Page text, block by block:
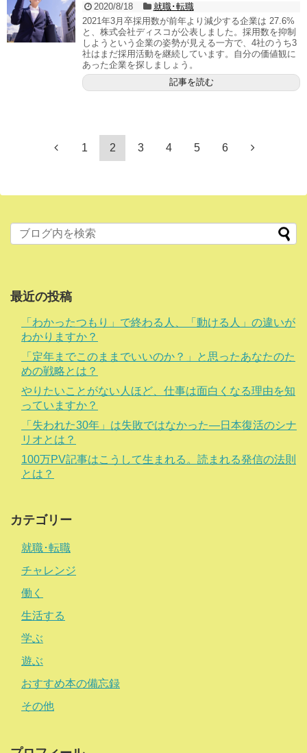
2020/8/18
就職･転職
2021年3月卒採用数が前年より減少する企業は 27.6%
と、株式会社ディスコが公表しました。採用数を抑制
しようという企業の姿勢が見える一方で、4社のうち3
社はまだ採用活動を継続しています。自分の価値観に
あった企業を探しましょう。
記事を読む
1 2 3 4 5 6
最近の投稿
「わかったつもり」で終わる人、「動ける人」の違いが
わかりますか？
「定年までこのままでいいのか？」と思ったあなたのた
めの戦略とは？
やりたいことがない人ほど、仕事は面白くなる理由を知
っていますか？
「失われた30年」は失敗ではなかった―日本復活のシナ
リオとは？
100万PV記事はこうして生まれる。読まれる発信の法則
とは？
カテゴリー
就職･転職
チャレンジ
働く
生活する
学ぶ
遊ぶ
おすすめ本の備忘録
その他